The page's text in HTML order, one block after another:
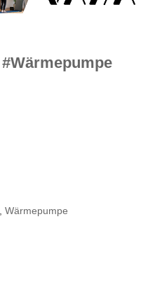
#Wärmepumpe
Wärmepumpe